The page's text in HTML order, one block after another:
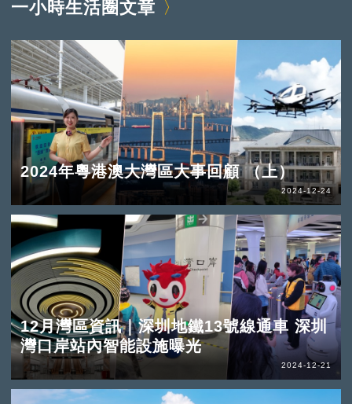
一小時生活圈文章
2024年粵港澳大灣區大事回顧 （上）
2024-12-24
12月灣區資訊｜深圳地鐵13號線通車 深圳
灣口岸站內智能設施曝光
2024-12-21